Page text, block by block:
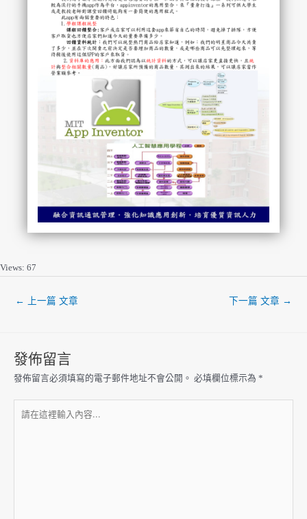
Views: 67
← 上一篇 文章 下一篇 文章 →
發佈留言
發佈留言必須填寫的電子郵件地址不會公開。 必填欄位標示為 *